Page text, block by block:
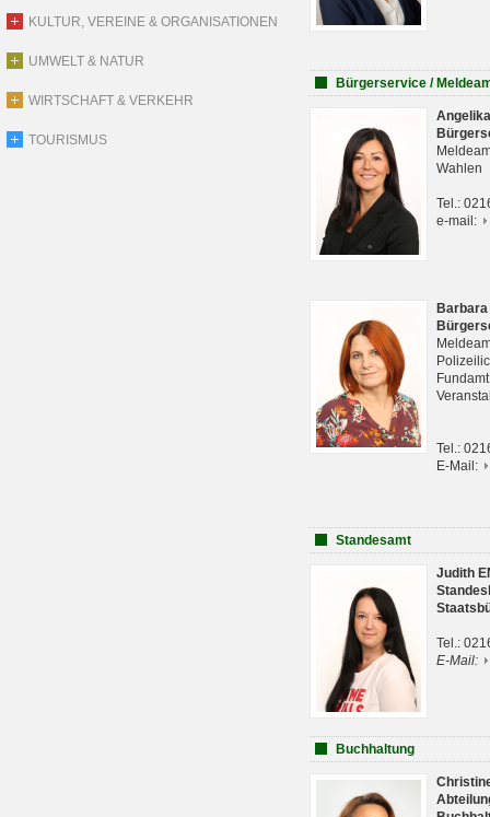
KULTUR, VEREINE & ORGANISATIONEN
UMWELT & NATUR
WIRTSCHAFT & VERKEHR
TOURISMUS
Bürgerservice /
Wahlen
Tel.:
e-mail:
Tel.:
E-Mail:
Standesamt
Judith
Tel.:
E-Mail:
Buchhaltung